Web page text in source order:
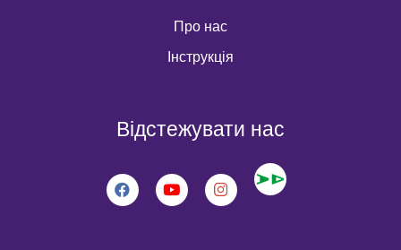
Про нас
Інструкція
Відстежувати нас